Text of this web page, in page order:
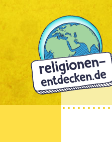
Direkt